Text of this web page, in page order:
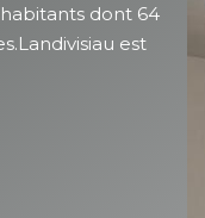
habitants dont 64
est